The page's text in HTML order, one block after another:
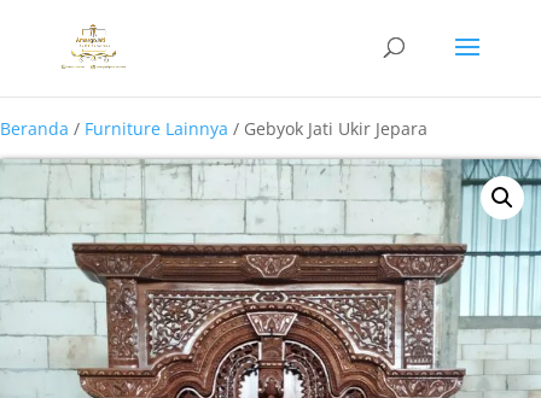
Beranda / Furniture Lainnya / Gebyok Jati Ukir Jepara